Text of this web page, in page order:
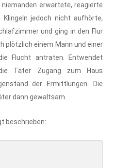
niemanden erwartete, reagierte
jedoch nicht aufhörte,
und ging in den Flur
plötzlich einem Mann und einer
Flucht antraten. Entwendet
Täter Zugang zum Haus
der Ermittlungen. Die
dann gewaltsam.
beschrieben: